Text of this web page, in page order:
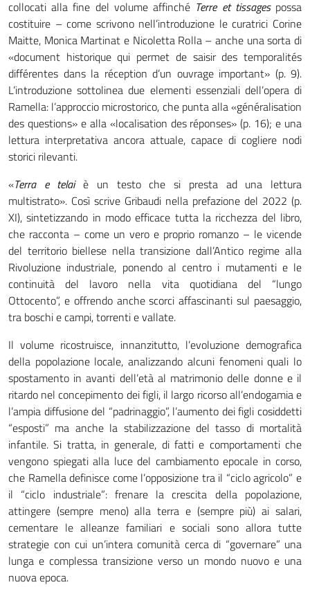
collocati alla fine del volume affinché Terre et tissages possa
costituire – come scrivono nell’introduzione le curatrici Corine
Maitte, Monica Martinat e Nicoletta Rolla – anche una sorta di
«document historique qui permet de saisir des temporalités
différentes dans la réception d’un ouvrage important» (p. 9).
L’introduzione sottolinea due elementi essenziali dell’opera di
Ramella: l’approccio microstorico, che punta alla «généralisation
des questions» e alla «localisation des réponses» (p. 16); e una
lettura interpretativa ancora attuale, capace di cogliere nodi
storici rilevanti.
«Terra e telaiè un testo che si presta ad una lettura
multistrato». Così scrive Gribaudi nella prefazione del 2022 (p.
XI), sintetizzando in modo efficace tutta la ricchezza del libro,
che racconta – come un vero e proprio romanzo – le vicende
del territorio biellese nella transizione dall’Antico regime alla
Rivoluzione industriale, ponendo al centro i mutamenti e le
continuità del lavoro nella vita quotidiana del “lungo
Ottocento”, e offrendo anche scorci affascinanti sul paesaggio,
tra boschi e campi, torrenti e vallate.
Il volume ricostruisce, innanzitutto, l’evoluzione demografica
della popolazione locale, analizzando alcuni fenomeni quali lo
spostamento in avanti dell’età al matrimonio delle donne e il
ritardo nel concepimento dei figli, il largo ricorso all’endogamia e
l’ampia diffusione del “padrinaggio”, l’aumento dei figli cosiddetti
“esposti” ma anche la stabilizzazione del tasso di mortalità
infantile. Si tratta, in generale, di fatti e comportamenti che
vengono spiegati alla luce del cambiamento epocale in corso,
che Ramella definisce come l’opposizione tra il “ciclo agricolo” e
il “ciclo industriale”: frenare la crescita della popolazione,
attingere (sempre meno) alla terra e (sempre più) ai salari,
cementare le alleanze familiari e sociali sono allora tutte
strategie con cui un’intera comunità cerca di “governare” una
lunga e complessa transizione verso un mondo nuovo e una
nuova epoca.